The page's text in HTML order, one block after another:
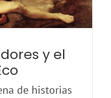
y el
de historias